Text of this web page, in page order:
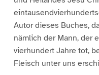
Autor dieses Buches,
nämlich der Mann, der
vierhundert Jahre tot,
Fleisch unter uns